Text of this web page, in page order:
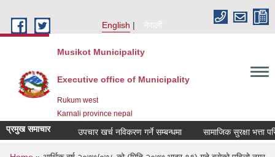
English
नेपाली
Musikot Municipality
Executive office of Municipality
Rukum west
Karnali province nepal
प्रमुख समाचार उपचार खर्च नविकरण गर्ने सम्बन्धमा